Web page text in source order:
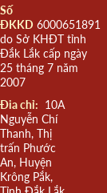
Số
ĐKKD 6000651891
do Sở KHĐT tỉnh
Đắk Lắk cấp ngày
25 tháng 7 năm
2007
Đia chỉ: 10A
Nguyễn Chí
Thanh, Thị
trấn Phước
An, Huyện
Krông Pắk,